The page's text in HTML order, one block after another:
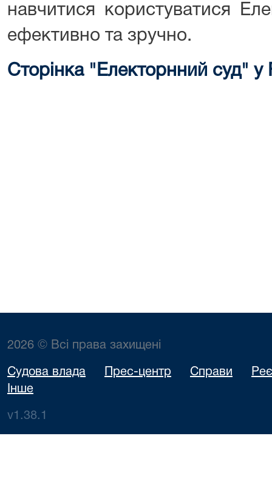
навчитися користуватися
ефективно та зручно.
Сторінка "Електорнний суд" у
2026 © Всі права захищені
Судова влада Прес-центр Справи
Інше
v1.38.1